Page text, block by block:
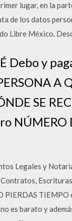
lugar, en la
de los datos
Libre México.
Debo y
A
SE
Legales y
PIERDAS
es barato y